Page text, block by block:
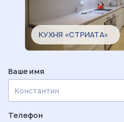
КУХНЯ «СТРИАТА»
Ваше имя
Телефон